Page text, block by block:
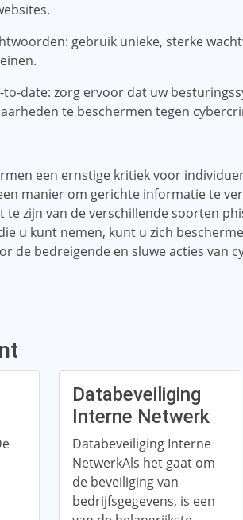
gebruik unieke, sterke
date: zorg ervoor dat uw
te beschermen tegen
een ernstige kritiek voor
manier om gerichte informatie te
te zijn van de verschillende soorten
u kunt nemen, kunt u zich
de bedreigende en sluwe acties van
Databeveiliging
Interne Netwerk
Databeveiliging Interne
NetwerkAls het gaat om
de beveiliging van
bedrijfsgegevens, is een